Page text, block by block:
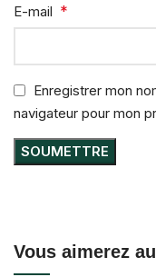
E-mail *
Enregistrer mon
navigateur pour mon
Vous aimerez